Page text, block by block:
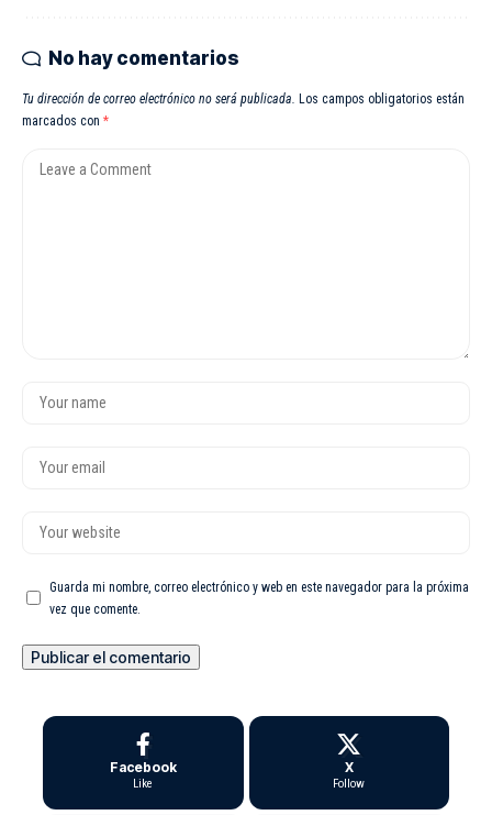
No hay comentarios
Tu dirección de correo electrónico no será publicada. Los campos obligatorios están
marcados con *
Guarda mi nombre, correo electrónico y web en este navegador para la próxima
vez que comente.
Facebook
Like
X
Follow